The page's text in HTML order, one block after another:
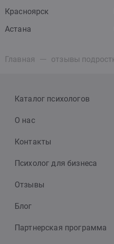
Красноярск
Астана
Главная
Каталог психологов
О нас
Контакты
Психолог для бизнеса
Отзывы
Блог
Партнерская программа